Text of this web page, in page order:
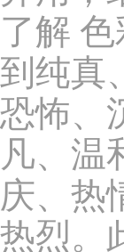
了解
到纯真
恐怖、
凡、温
庆、热
热烈。